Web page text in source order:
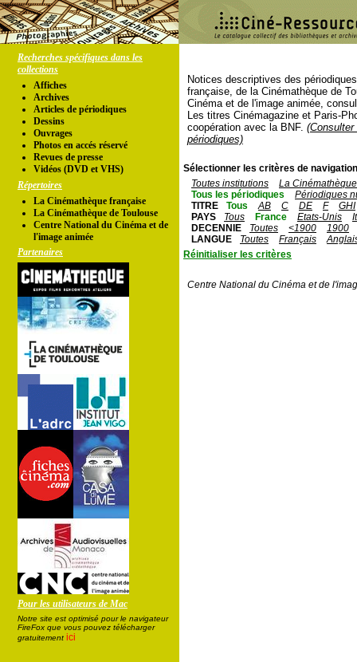
Recherches spécifiques dans les
collections
Affiches
Archives
Articles de périodiques
Dessins
Ouvrages
Photos en accés réservé
Revues de presse
Vidéos (DVD et VHS)
Répertoires
La Cinémathèque française
La Cinémathèque de Toulouse
Centre National du Cinéma et de
l'image animée
Partenaires
Pour les utilisateurs de Mac
Notre site est optimisé pour le navigateur
FireFox que vous pouvez télécharger
gratuitement ici
Notices descriptives des
française, de la Cinémathèque de
Cinéma et de l'image animée,
Les titres Cinémagazine et Paris-
coopération avec la BNF.
périodiques)
Sélectionner les critères de
Toutes institutions
La
Tous les périodiques
Périodiques
TITRE
Tous AB C DE F
GHI
PAYS
Tous France Etats-Unis
DECENNIE
Toutes <1900
1900
LANGUE
Toutes Français
Réinitialiser les critères
Centre National du Cinéma et de